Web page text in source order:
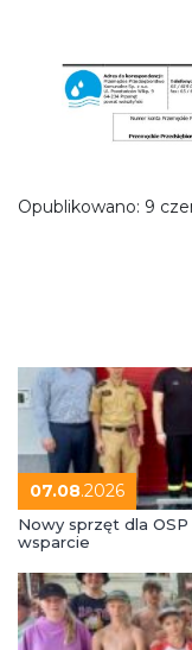
Opublikowano: 9
07.08.2026
Nowy sprzęt dla
wsparcie